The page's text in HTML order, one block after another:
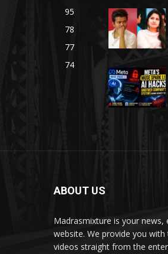
95
78
77
74
ABOUT US
Madrasmixture is your
website. We provide you
videos straight from the